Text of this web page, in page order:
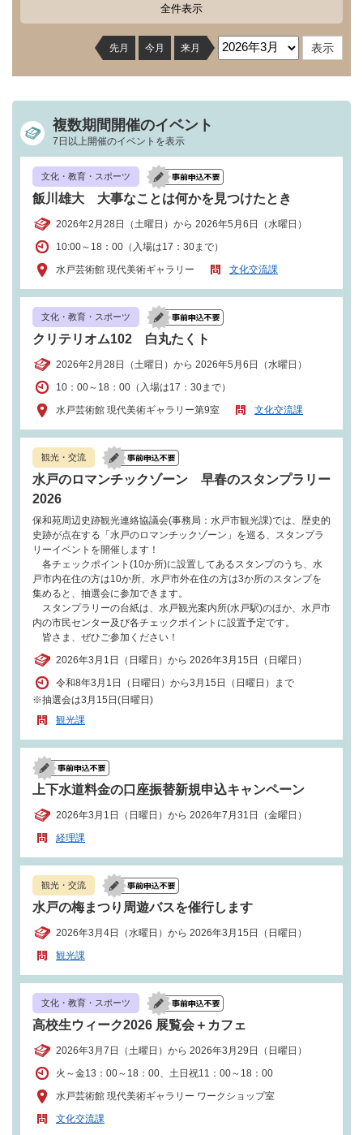
全件表示
先月 今月 来月
複数期間開催のイベント
7日以上開催のイベントを表示
文化・教育・スポーツ
飯川雄大 大事なことは何かを見つけたとき
2026年2月28日（土曜日）から 2026年5月6日（水曜日）
10:00～18：00（入場は17：30まで）
水戸芸術館 現代美術ギャラリー
文化交流課
文化・教育・スポーツ
クリテリオム102 白丸たくト
2026年2月28日（土曜日）から 2026年5月6日（水曜日）
10：00～18：00（入場は17：30まで）
水戸芸術館 現代美術ギャラリー第9室
文化交流課
観光・交流
水戸のロマンチックゾーン 早春のスタンプラリー
2026
保和苑周辺史跡観光連絡協議会(事務局：水戸市観光課)では、歴史的
史跡が点在する「水戸のロマンチックゾーン」を巡る、スタンプラ
リーイベントを開催します！
各チェックポイント(10か所)に設置してあるスタンプのうち、水
戸市内在住の方は10か所、水戸市外在住の方は3か所のスタンプを
集めると、抽選会に参加できます。
スタンプラリーの台紙は、水戸観光案内所(水戸駅)のほか、水戸市
内の市民センター及び各チェックポイントに設置予定です。
皆さま、ぜひご参加ください！
2026年3月1日（日曜日）から 2026年3月15日（日曜日）
令和8年3月1日（日曜日）から3月15日（日曜日）まで
※抽選会は3月15日(日曜日)
観光課
上下水道料金の口座振替新規申込キャンペーン
2026年3月1日（日曜日）から 2026年7月31日（金曜日）
経理課
観光・交流
水戸の梅まつり周遊バスを催行します
2026年3月4日（水曜日）から 2026年3月15日（日曜日）
観光課
文化・教育・スポーツ
高校生ウィーク2026 展覧会＋カフェ
2026年3月7日（土曜日）から 2026年3月29日（日曜日）
火～金13：00～18：00、土日祝11：00～18：00
水戸芸術館 現代美術ギャラリー ワークショップ室
文化交流課